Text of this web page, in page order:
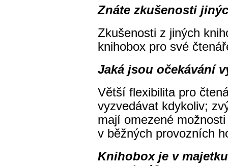
Znáte zkušenosti
Zkušenosti z jiných
knihobox pro své
Jaká jsou očekávání
Větší flexibilita pro
vyzvedávat kdykoliv;
mají omezené
v běžných provozních
Knihobox je v